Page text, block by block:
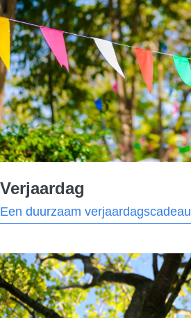
Verjaardag
Een duurzaam verjaardagscadeau